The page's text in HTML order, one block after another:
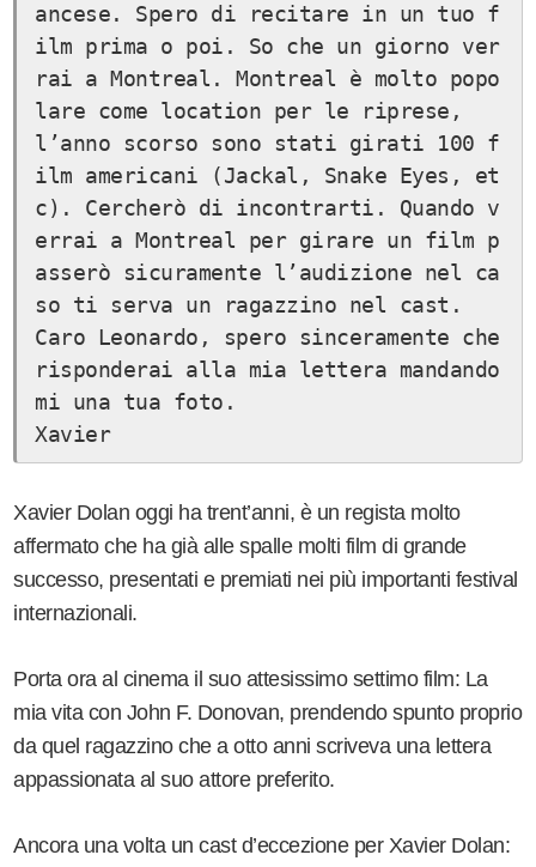
ancese. Spero di recitare in un tuo f
ilm prima o poi. So che un giorno ver
rai a Montreal. Montreal è molto popo
lare come location per le riprese,
l’anno scorso sono stati girati 100 f
ilm americani (Jackal, Snake Eyes, et
c). Cercherò di incontrarti. Quando v
errai a Montreal per girare un film p
asserò sicuramente l’audizione nel ca
so ti serva un ragazzino nel cast.
Caro Leonardo, spero sinceramente che
risponderai alla mia lettera mandando
mi una tua foto.
Xavier
Xavier Dolan oggi ha trent’anni, è un regista molto
affermato che ha già alle spalle molti film di grande
successo, presentati e premiati nei più importanti festival
internazionali.
Porta ora al cinema il suo attesissimo settimo film: La
mia vita con John F. Donovan, prendendo spunto proprio
da quel ragazzino che a otto anni scriveva una lettera
appassionata al suo attore preferito.
Ancora una volta un cast d’eccezione per Xavier Dolan: